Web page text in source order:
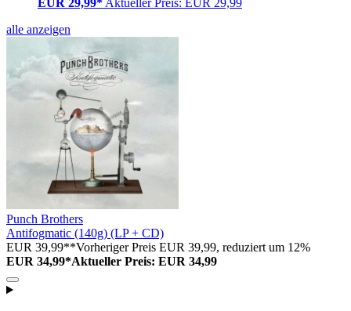
EUR 29,99* Aktueller Preis: EUR 29,99
alle anzeigen
Punch Brothers
Antifogmatic (140g) (LP + CD)
EUR 39,99**Vorheriger Preis EUR 39,99, reduziert um 12%
EUR 34,99*Aktueller Preis: EUR 34,99